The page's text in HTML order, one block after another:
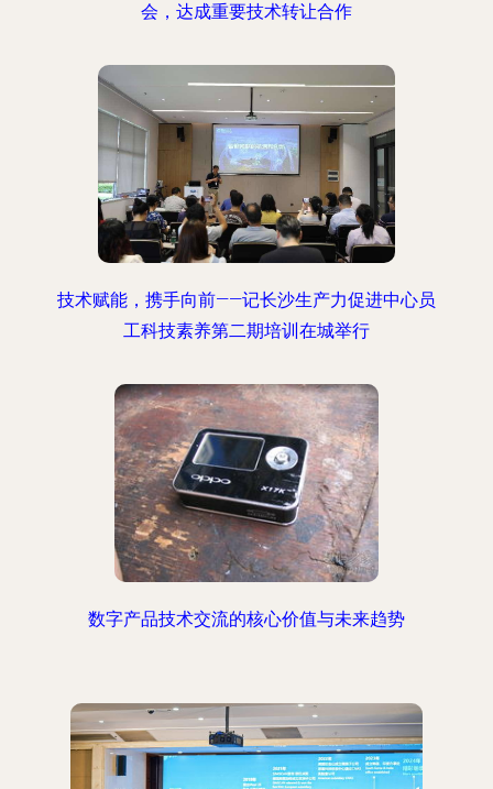
会，达成重要技术转让合作
技术赋能，携手向前——记长沙生产力促进中心员
工科技素养第二期培训在城举行
数字产品技术交流的核心价值与未来趋势